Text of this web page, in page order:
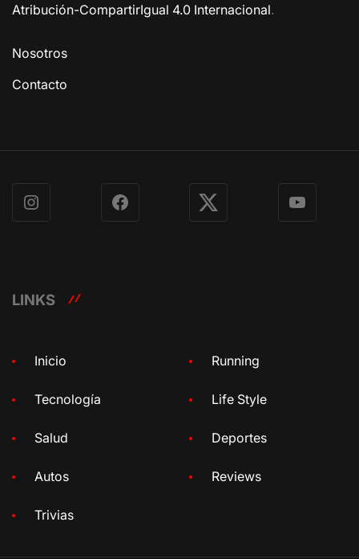
Atribución-CompartirIgual 4.0 Internacional.
Nosotros
Contacto
Instagram Facebook X YouTube
LINKS
Inicio Running
Tecnología Life Style
Salud Deportes
Autos Reviews
Trivias